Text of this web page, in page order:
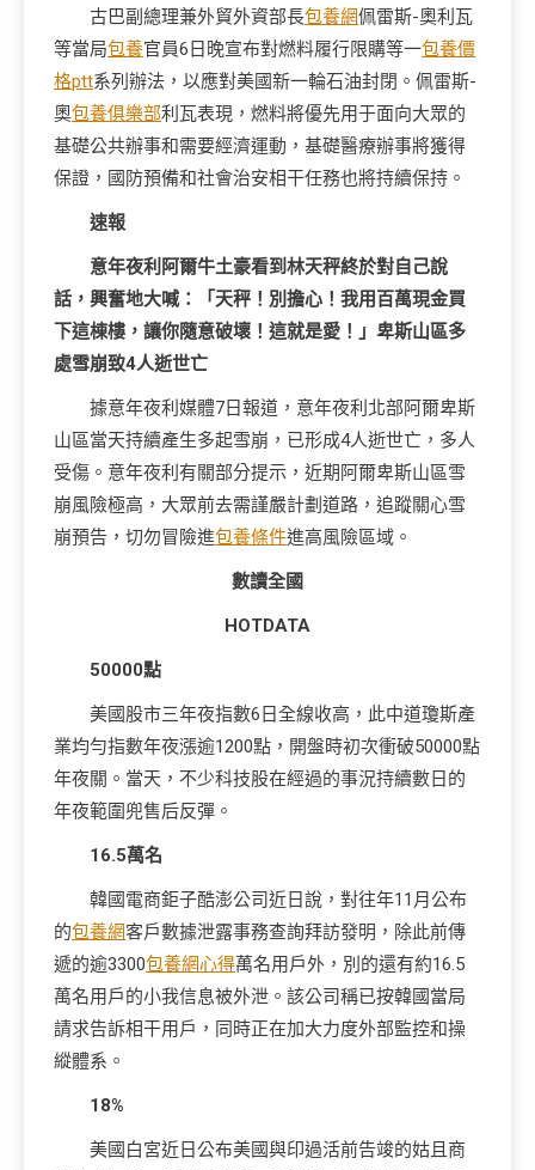
古巴副總理兼外貿外資部長包養網佩雷斯-奧利瓦
等當局包養官員6日晚宣布對燃料履行限購等一包養價
格ptt系列辦法，以應對美國新一輪石油封閉。佩雷斯-
奧包養俱樂部利瓦表現，燃料將優先用于面向大眾的
基礎公共辦事和需要經濟運動，基礎醫療辦事將獲得
保證，國防預備和社會治安相干任務也將持續保持。
速報
意年夜利阿爾牛土豪看到林天秤終於對自己說
話，興奮地大喊：「天秤！別擔心！我用百萬現金買
下這棟樓，讓你隨意破壞！這就是愛！」卑斯山區多
處雪崩致4人逝世亡
據意年夜利媒體7日報道，意年夜利北部阿爾卑斯
山區當天持續產生多起雪崩，已形成4人逝世亡，多人
受傷。意年夜利有關部分提示，近期阿爾卑斯山區雪
崩風險極高，大眾前去需謹嚴計劃道路，追蹤關心雪
崩預告，切勿冒險進包養條件進高風險區域。
數讀全國
HOTDATA
50000點
美國股市三年夜指數6日全線收高，此中道瓊斯產
業均勻指數年夜漲逾1200點，開盤時初次衝破50000點
年夜關。當天，不少科技股在經過的事況持續數日的
年夜範圍兜售后反彈。
16.5萬名
韓國電商鉅子酷澎公司近日說，對往年11月公布
的包養網客戶數據泄露事務查詢拜訪發明，除此前傳
遞的逾3300包養網心得萬名用戶外，別的還有約16.5
萬名用戶的小我信息被外泄。該公司稱已按韓國當局
請求告訴相干用戶，同時正在加大力度外部監控和操
縱體系。
18%
美國白宮近日公布美國與印過活前告竣的姑且商